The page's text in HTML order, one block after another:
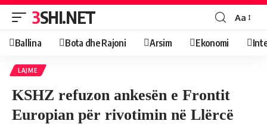
3SHI.NET Aa
Ballina Bota dhe Rajoni Arsim Ekonomi
LAJME
KSHZ refuzon ankesën e Frontit
Europian për rivotimin në Llërcë